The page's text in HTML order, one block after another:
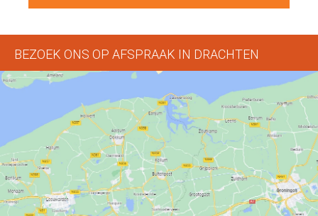
BEZOEK ONS OP AFSPRAAK IN DRACHTEN